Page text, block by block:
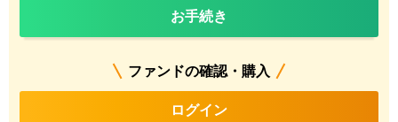
お手続き
ファンドの確認・購入
ログイン